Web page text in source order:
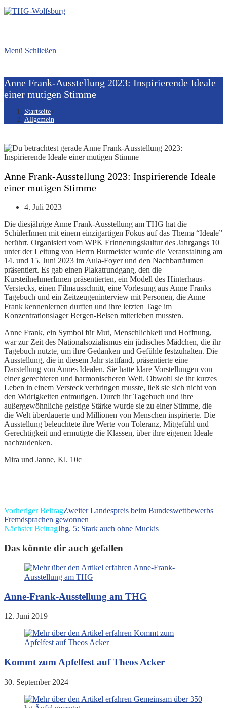
Menü Schließen
Anne Frank-Ausstellung 2023: Inspirierende Ideale
einer mutigen Stimme
Startseite>
Allgemein
Anne Frank-Ausstellung 2023: Inspirierende Ideale
einer mutigen Stimme
Beitrag
4. Juli 2023
Die diesjährige Anne Frank-Ausstellung am THG hat die
SchülerInnen mit einem einzigartigen Fokus auf das Thema “Ideale”
berührt. Organisiert vom WPK Erinnerungskultur des Jahrgangs 10
unter der Leitung von Herrn Burmeister wurde die Veranstaltung am
14. und 15. Juni 2023 im Aula-Foyer und den Nachbarräumen
präsentiert. Es gab einen Plakatrundgang, den die
KursteilnehmerInnen präsentierten, ein Modell des Hinterhaus-
Verstecks, einen Filmausschnitt, eine Vorlesung aus Anne Franks
Tagebuch und ein Zeitzeugeninterview mit Personen, die Anne
Frank kennenlernen durften und ihre letzten Tage im
Konzentrationslager Bergen-Belsen miterleben mussten.
Anne Frank, ein Symbol für Mut, Menschlichkeit und Hoffnung,
war zur Zeit des Nationalsozialismus ein jüdisches Mädchen, die ihr
Tagebuch nutzte, um ihre Gedanken und Gefühle festzuhalten. Die
Ausstellung, die in diesem Jahr stattfand, präsentierte eine
Darstellung von Annes Idealen. Sie hatte klare Vorstellungen von
einer gerechteren und harmonischeren Welt. Obwohl sie ihr kurzes
Leben in einem Versteck verbringen musste, ließ sie sich nicht von
den Widrigkeiten entmutigen. Durch ihr Tagebuch und ihre
außergewöhnliche geistige Stärke wurde sie zu einer Stimme, die
die Welt überdauerte und Millionen von Menschen inspirierte. Die
Ausstellung beleuchtete ihre Werte von Toleranz, Mitgefühl und
Gerechtigkeit und ermutigte die Klassen, über ihre eigenen Ideale
nachzudenken.
Mira und Janne, Kl. 10c
Weitere
Artikel
ansehen
Vorheriger BeitragZweiter Landespreis beim Bundeswettbewerbs
Fremdsprachen gewonnen
Nächster BeitragJhg. 5: Stark auch ohne Muckis
Das könnte dir auch gefallen
Anne-Frank-Ausstellung am THG
12. Juni 2019
Kommt zum Apfelfest auf Theos Acker
30. September 2024